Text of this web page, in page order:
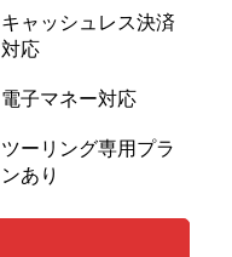
キャッシュレス決済
対応
電子マネー対応
ツーリング専用プラ
ンあり